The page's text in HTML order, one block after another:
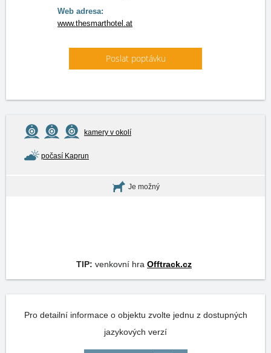
Web adresa:
www.thesmarthotel.at
Poslat poptávku
kamery v okolí
počasí Kaprun
Je možný
TIP: venkovní hra Offtrack.cz
Pro detailní informace o objektu zvolte jednu z dostupných
jazykových verzí